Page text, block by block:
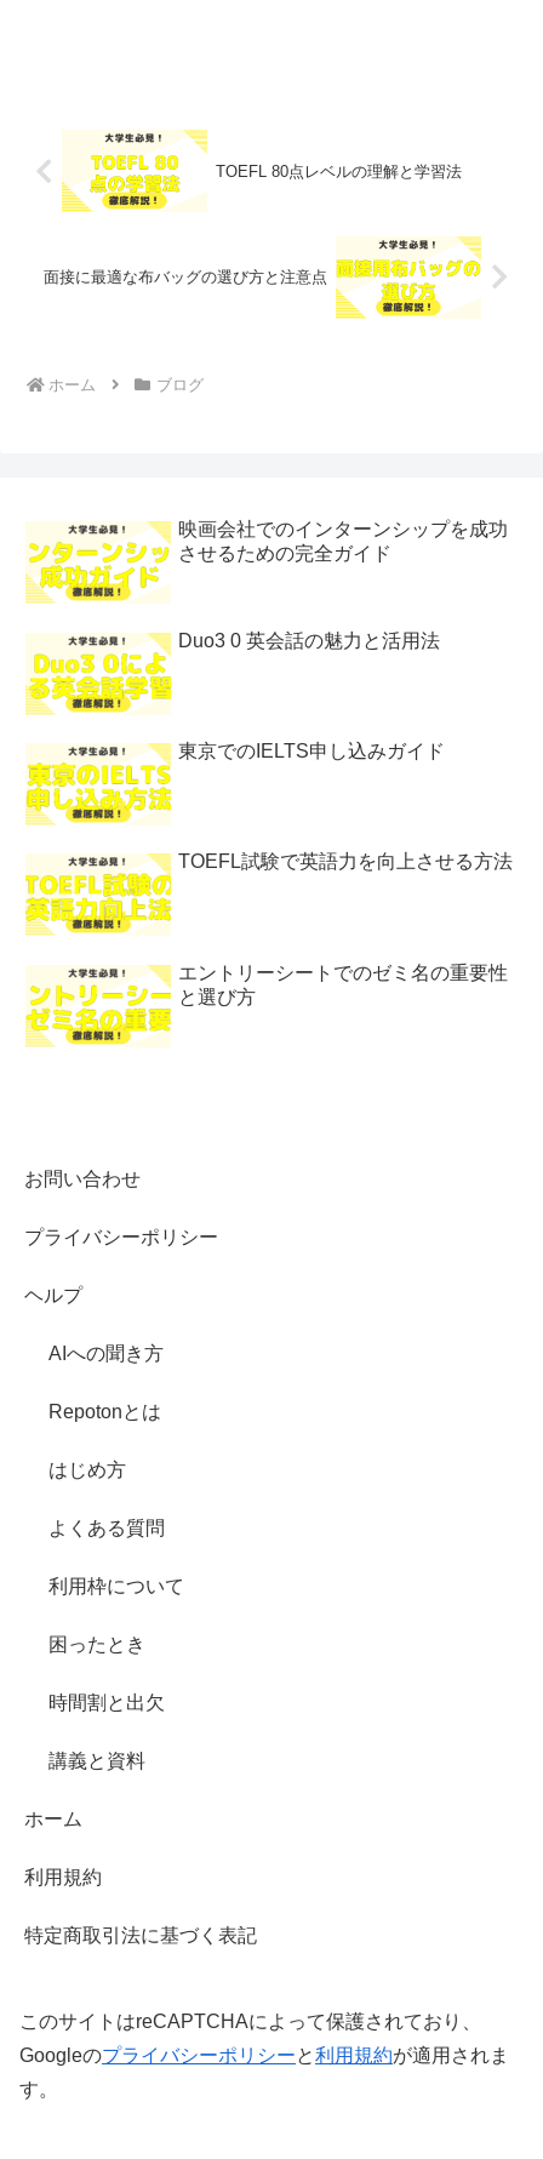
TOEFL 80点レベルの理解と学習法
面接に最適な布バッグの選び方と注意点
ホーム ブログ
映画会社でのインターンシップを成功
させるための完全ガイド
Duo3 0 英会話の魅力と活用法
東京でのIELTS申し込みガイド
TOEFL試験で英語力を向上させる方法
エントリーシートでのゼミ名の重要性
と選び方
お問い合わせ
プライバシーポリシー
ヘルプ
AIへの聞き方
Repotonとは
はじめ方
よくある質問
利用枠について
困ったとき
時間割と出欠
講義と資料
ホーム
利用規約
特定商取引法に基づく表記
このサイトはreCAPTCHAによって保護されており、
Googleのプライバシーポリシーと利用規約が適用されま
す。